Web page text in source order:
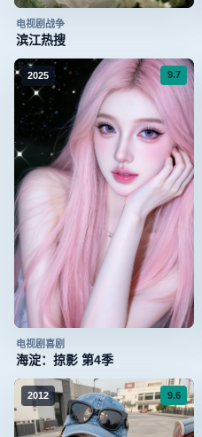
电视剧 战争
滨江热搜
2025 9.7
电视剧喜剧
海淀：掠影 第4季
2012 9.6